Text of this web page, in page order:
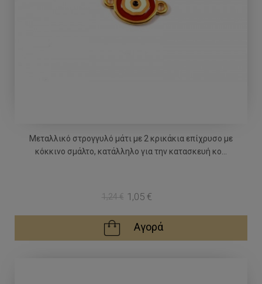
Μεταλλικό στρογγυλό μάτι με 2 κρικάκια επίχρυσο με
κόκκινο σμάλτο, κατάλληλο για την κατασκευή κο...
1,24 € 1,05 €
Αγορά